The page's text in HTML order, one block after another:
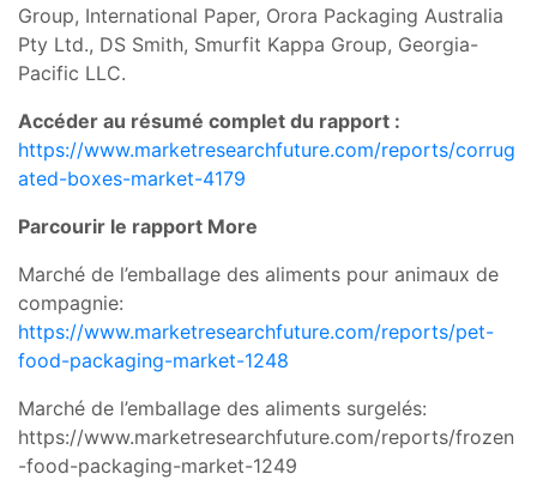
Group, International Paper, Orora Packaging Australia
Pty Ltd., DS Smith, Smurfit Kappa Group, Georgia-
Pacific LLC.
Accéder au résumé complet du rapport :
https://www.marketresearchfuture.com/reports/corrug
ated-boxes-market-4179
Parcourir le rapport More
Marché de l’emballage des aliments pour animaux de
compagnie:
https://www.marketresearchfuture.com/reports/pet-
food-packaging-market-1248
Marché de l’emballage des aliments surgelés:
https://www.marketresearchfuture.com/reports/frozen
-food-packaging-market-1249